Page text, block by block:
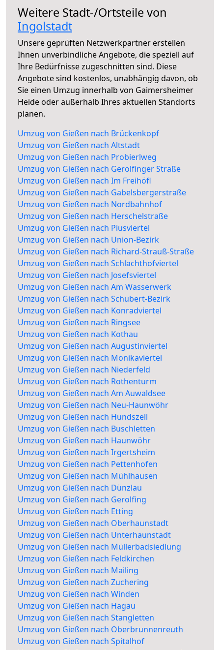
Weitere Stadt-/Ortsteile von
Ingolstadt
Unsere geprüften Netzwerkpartner erstellen
Ihnen unverbindliche Angebote, die speziell auf
Ihre Bedürfnisse zugeschnitten sind. Diese
Angebote sind kostenlos, unabhängig davon, ob
Sie einen Umzug innerhalb von Gaimersheimer
Heide oder außerhalb Ihres aktuellen Standorts
planen.
Umzug von Gießen nach Brückenkopf
Umzug von Gießen nach Altstadt
Umzug von Gießen nach Probierlweg
Umzug von Gießen nach Gerolfinger Straße
Umzug von Gießen nach Im Freihöfl
Umzug von Gießen nach Gabelsbergerstraße
Umzug von Gießen nach Nordbahnhof
Umzug von Gießen nach Herschelstraße
Umzug von Gießen nach Piusviertel
Umzug von Gießen nach Union-Bezirk
Umzug von Gießen nach Richard-Strauß-Straße
Umzug von Gießen nach Schlachthofviertel
Umzug von Gießen nach Josefsviertel
Umzug von Gießen nach Am Wasserwerk
Umzug von Gießen nach Schubert-Bezirk
Umzug von Gießen nach Konradviertel
Umzug von Gießen nach Ringsee
Umzug von Gießen nach Kothau
Umzug von Gießen nach Augustinviertel
Umzug von Gießen nach Monikaviertel
Umzug von Gießen nach Niederfeld
Umzug von Gießen nach Rothenturm
Umzug von Gießen nach Am Auwaldsee
Umzug von Gießen nach Neu-Haunwöhr
Umzug von Gießen nach Hundszell
Umzug von Gießen nach Buschletten
Umzug von Gießen nach Haunwöhr
Umzug von Gießen nach Irgertsheim
Umzug von Gießen nach Pettenhofen
Umzug von Gießen nach Mühlhausen
Umzug von Gießen nach Dünzlau
Umzug von Gießen nach Gerolfing
Umzug von Gießen nach Etting
Umzug von Gießen nach Oberhaunstadt
Umzug von Gießen nach Unterhaunstadt
Umzug von Gießen nach Müllerbadsiedlung
Umzug von Gießen nach Feldkirchen
Umzug von Gießen nach Mailing
Umzug von Gießen nach Zuchering
Umzug von Gießen nach Winden
Umzug von Gießen nach Hagau
Umzug von Gießen nach Stangletten
Umzug von Gießen nach Oberbrunnenreuth
Umzug von Gießen nach Spitalhof